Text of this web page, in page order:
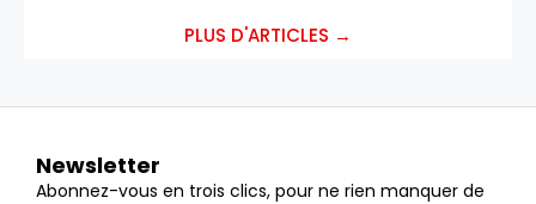
PLUS D'ARTICLES →
Newsletter
Abonnez-vous en trois clics, pour ne rien manquer de